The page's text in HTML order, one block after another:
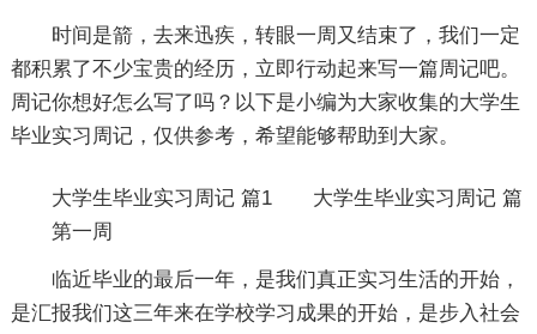
时间是箭，去来迅疾，转眼一周又结束了，我们一定
都积累了不少宝贵的经历，立即行动起来写一篇周记吧。
周记你想好怎么写了吗？以下是小编为大家收集的大学生
毕业实习周记，仅供参考，希望能够帮助到大家。
大学生毕业实习周记 篇1
第一周
临近毕业的最后一年，是我们真正实习生活的开始，
是汇报我们这三年来在学校学习成果的开始，是步入社会
大学生毕业实习周记 篇